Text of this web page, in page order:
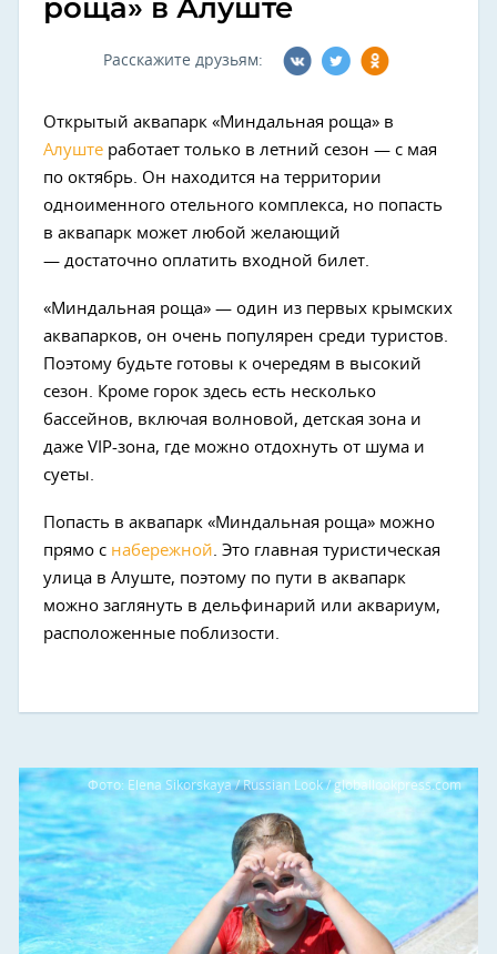
роща» в Алуште
Расскажите друзьям:
Открытый аквапарк «Миндальная роща» в
Алуште работает только в летний сезон — с мая
по октябрь. Он находится на территории
одноименного отельного комплекса, но попасть
в аквапарк может любой желающий
— достаточно оплатить входной билет.
«Миндальная роща» — один из первых крымских
аквапарков, он очень популярен среди туристов.
Поэтому будьте готовы к очередям в высокий
сезон. Кроме горок здесь есть несколько
бассейнов, включая волновой, детская зона и
даже VIP-зона, где можно отдохнуть от шума и
суеты.
Попасть в аквапарк «Миндальная роща» можно
прямо с набережной. Это главная туристическая
улица в Алуште, поэтому по пути в аквапарк
можно заглянуть в дельфинарий или аквариум,
расположенные поблизости.
Фото: Elena Sikorskaya / Russian Look / globallookpress.com